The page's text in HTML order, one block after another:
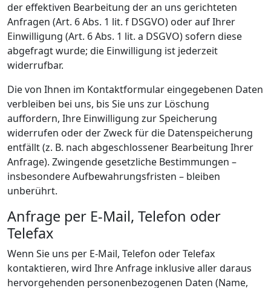
der effektiven Bearbeitung der an uns gerichteten
Anfragen (Art. 6 Abs. 1 lit. f DSGVO) oder auf Ihrer
Einwilligung (Art. 6 Abs. 1 lit. a DSGVO) sofern diese
abgefragt wurde; die Einwilligung ist jederzeit
widerrufbar.
Die von Ihnen im Kontaktformular eingegebenen Daten
verbleiben bei uns, bis Sie uns zur Löschung
auffordern, Ihre Einwilligung zur Speicherung
widerrufen oder der Zweck für die Datenspeicherung
entfällt (z. B. nach abgeschlossener Bearbeitung Ihrer
Anfrage). Zwingende gesetzliche Bestimmungen –
insbesondere Aufbewahrungsfristen – bleiben
unberührt.
Anfrage per E-Mail, Telefon oder
Telefax
Wenn Sie uns per E-Mail, Telefon oder Telefax
kontaktieren, wird Ihre Anfrage inklusive aller daraus
hervorgehenden personenbezogenen Daten (Name,